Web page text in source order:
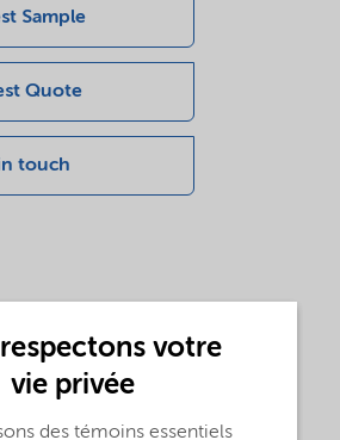
Sample
Quote
touch
votre
vie privée
des témoins essentiels